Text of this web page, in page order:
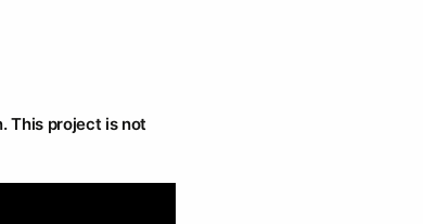
This project is not